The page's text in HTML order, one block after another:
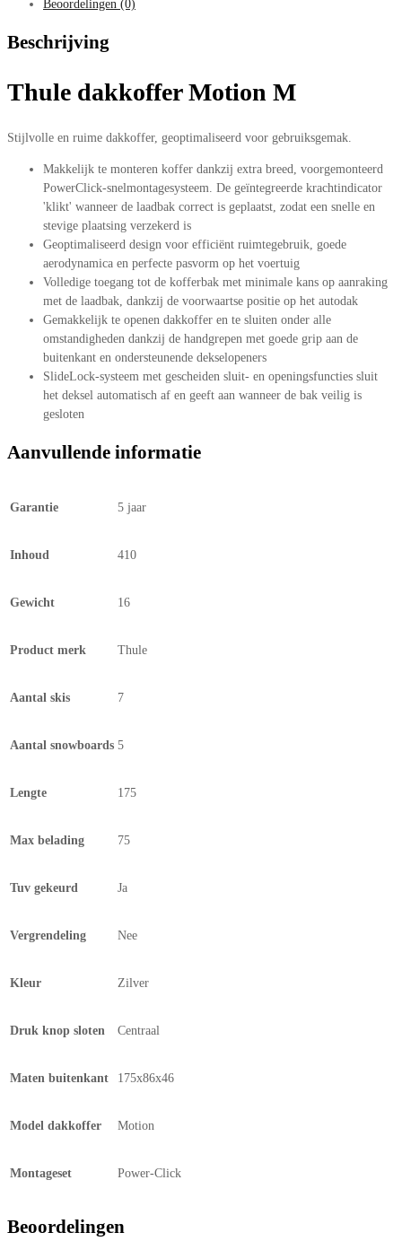
Beoordelingen (0)
Beschrijving
Thule dakkoffer Motion M
Stijlvolle en ruime dakkoffer, geoptimaliseerd voor gebruiksgemak.
Makkelijk te monteren koffer dankzij extra breed, voorgemonteerd
PowerClick-snelmontagesysteem. De geïntegreerde krachtindicator
'klikt' wanneer de laadbak correct is geplaatst, zodat een snelle en
stevige plaatsing verzekerd is
Geoptimaliseerd design voor efficiënt ruimtegebruik, goede
aerodynamica en perfecte pasvorm op het voertuig
Volledige toegang tot de kofferbak met minimale kans op aanraking
met de laadbak, dankzij de voorwaartse positie op het autodak
Gemakkelijk te openen dakkoffer en te sluiten onder alle
omstandigheden dankzij de handgrepen met goede grip aan de
buitenkant en ondersteunende dekselopeners
SlideLock-systeem met gescheiden sluit- en openingsfuncties sluit
het deksel automatisch af en geeft aan wanneer de bak veilig is
gesloten
Aanvullende informatie
Garantie 5 jaar
Inhoud 410
Gewicht 16
Product merk Thule
Aantal skis 7
Aantal snowboards 5
Lengte 175
Max belading 75
Tuv gekeurd Ja
Vergrendeling Nee
Kleur Zilver
Druk knop sloten Centraal
Maten buitenkant 175x86x46
Model dakkoffer Motion
Montageset Power-Click
Beoordelingen